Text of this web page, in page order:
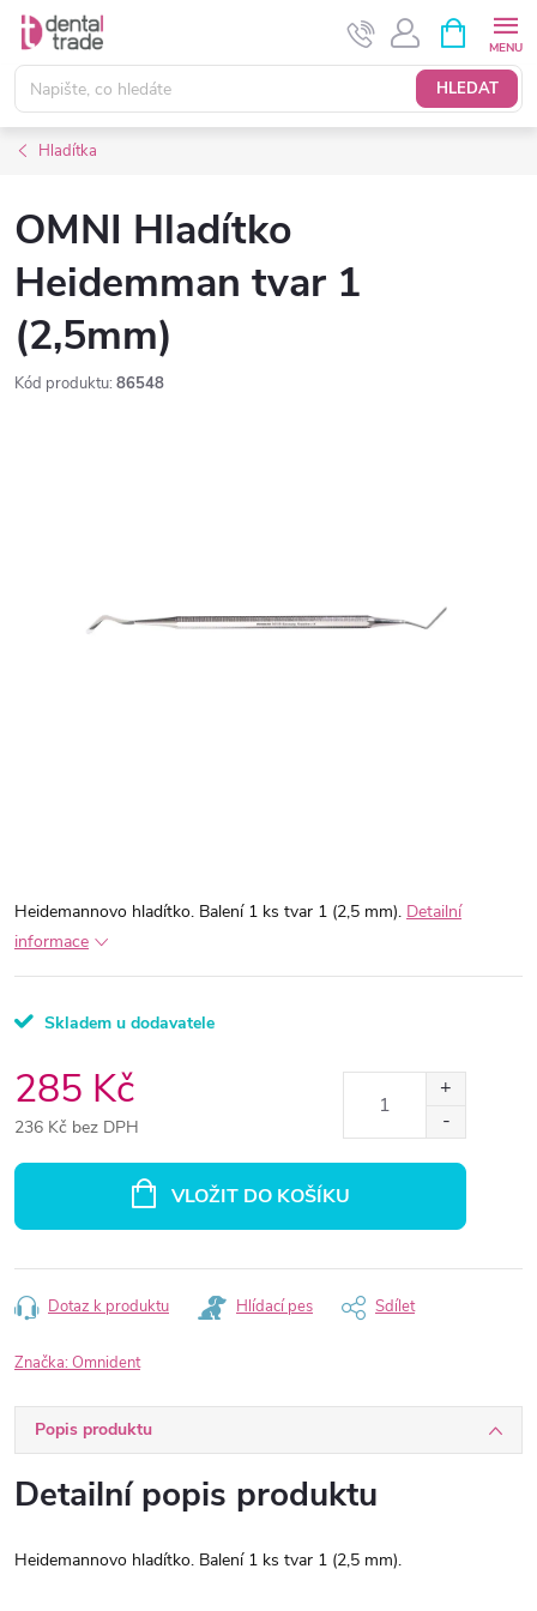
Přejít
obsah
HLEDAT
NÁKUPNÍ
KOŠÍK
Hladítka
OMNI Hladítko
Heidemman tvar 1
(2,5mm)
Kód produktu: 86548
Heidemannovo hladítko. Balení 1 ks tvar 1 (2,5 mm). Detailní
informace
Skladem u dodavatele
285 Kč
236 Kč bez DPH
VLOŽIT DO KOŠÍKU
Dotaz k produktu Hlídací pes Sdílet
Značka: Omnident
Popis produktu
Detailní popis produktu
Heidemannovo hladítko. Balení 1 ks tvar 1 (2,5 mm).